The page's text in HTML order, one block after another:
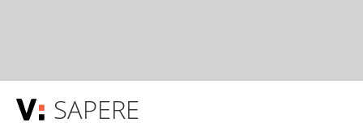
SAPERE